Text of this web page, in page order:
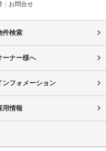
お問合せ
件検索
ーナー様へ
ンフォメーション
用情報